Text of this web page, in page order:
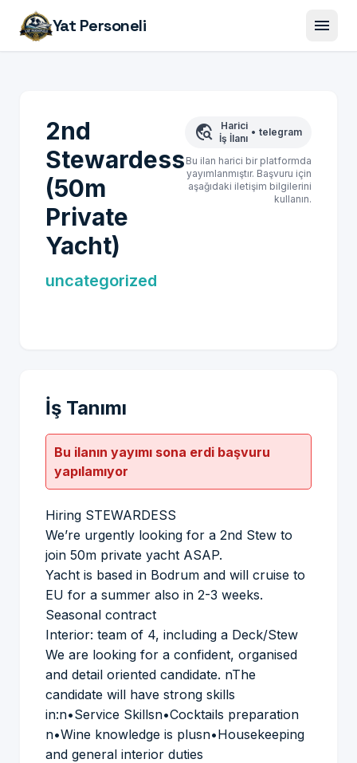
Yat Personeli menu
2nd
Stewardess
(50m
Private
Yacht)
uncategorized
travel_explore
Harici
İş İlanı
• telegram
Bu ilan harici bir platformda
yayımlanmıştır. Başvuru için
aşağıdaki iletişim bilgilerini
kullanın.
İş Tanımı
Bu ilanın yayımı sona erdi başvuru
yapılamıyor
Hiring STEWARDESS
We’re urgently looking for a 2nd Stew to
join 50m private yacht ASAP.
Yacht is based in Bodrum and will cruise to
EU for a summer also in 2-3 weeks.
Seasonal contract
Interior: team of 4, including a Deck/Stew
We are looking for a confident, organised
and detail oriented candidate. nThe
candidate will have strong skills
in:n•Service Skillsn•Cocktails preparation
n•Wine knowledge is plusn•Housekeeping
and general interior duties